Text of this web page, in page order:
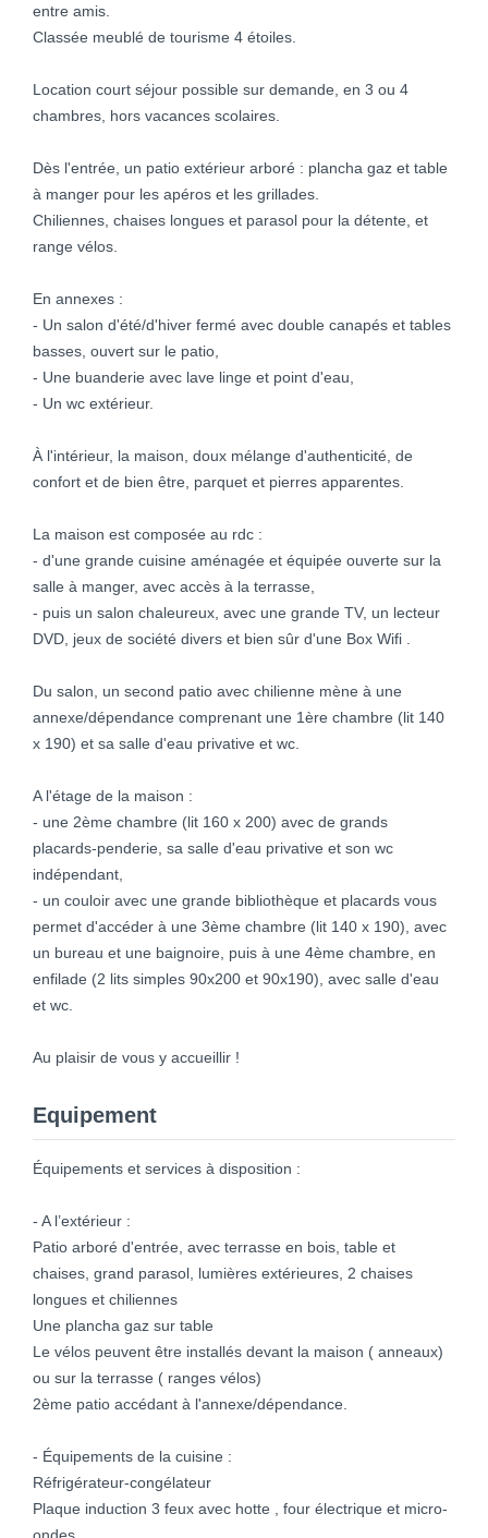
entre amis.
Classée meublé de tourisme 4 étoiles.
Location court séjour possible sur demande, en 3 ou 4
chambres, hors vacances scolaires.
Dès l'entrée, un patio extérieur arboré : plancha gaz et table
à manger pour les apéros et les grillades.
Chiliennes, chaises longues et parasol pour la détente, et
range vélos.
En annexes :
- Un salon d'été/d'hiver fermé avec double canapés et tables
basses, ouvert sur le patio,
- Une buanderie avec lave linge et point d'eau,
- Un wc extérieur.
À l'intérieur, la maison, doux mélange d'authenticité, de
confort et de bien être, parquet et pierres apparentes.
La maison est composée au rdc :
- d'une grande cuisine aménagée et équipée ouverte sur la
salle à manger, avec accès à la terrasse,
- puis un salon chaleureux, avec une grande TV, un lecteur
DVD, jeux de société divers et bien sûr d'une Box Wifi .
Du salon, un second patio avec chilienne mène à une
annexe/dépendance comprenant une 1ère chambre (lit 140
x 190) et sa salle d'eau privative et wc.
A l'étage de la maison :
- une 2ème chambre (lit 160 x 200) avec de grands
placards-penderie, sa salle d'eau privative et son wc
indépendant,
- un couloir avec une grande bibliothèque et placards vous
permet d'accéder à une 3ème chambre (lit 140 x 190), avec
un bureau et une baignoire, puis à une 4ème chambre, en
enfilade (2 lits simples 90x200 et 90x190), avec salle d'eau
et wc.
Au plaisir de vous y accueillir !
Equipement
Équipements et services à disposition :
- A l’extérieur :
Patio arboré d'entrée, avec terrasse en bois, table et
chaises, grand parasol, lumières extérieures, 2 chaises
longues et chiliennes
Une plancha gaz sur table
Le vélos peuvent être installés devant la maison ( anneaux)
ou sur la terrasse ( ranges vélos)
2ème patio accédant à l'annexe/dépendance.
- Équipements de la cuisine :
Réfrigérateur-congélateur
Plaque induction 3 feux avec hotte , four électrique et micro-
ondes